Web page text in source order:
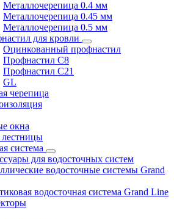
Металлочерепица 0.4 мм
Металлочерепица 0.45 мм
Металлочерепица 0.5 мм
для кровли
Оцинкованный профнастил
Профнастил С8
Профнастил С21
GL
черепица
окна
система
для водосточных систем
водосточные системы Grand
водосточная система Grand Line